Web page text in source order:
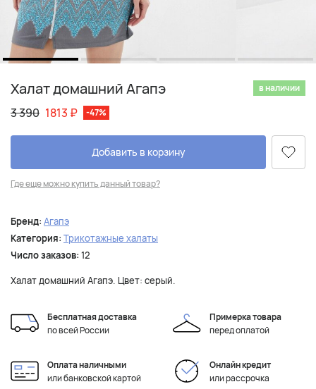
Халат домашний Агапэ в наличии
3 390 1813 ₽ -47%
Добавить в корзину
Где еще можно купить данный товар?
Бренд: Агапэ
Категория: Трикотажные халаты
Число заказов: 12
Халат домашний Агапэ. Цвет: серый.
Бесплатная доставка
по всей России
Примерка товара
перед оплатой
Оплата наличными
или банковской картой
Онлайн кредит
или рассрочка